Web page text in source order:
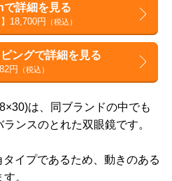
詳細を見る
】18,700円 （税込）
ングで詳細を見る
円 （税込）
は、同ブランドの中でも
ンスのとれた双眼鏡です。
イプであるため、動きのある
。